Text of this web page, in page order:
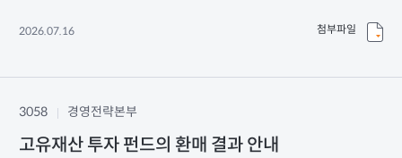
2026.07.16 첨부파일
3058 경영전략본부
고유재산 투자 펀드의 환매 결과 안내